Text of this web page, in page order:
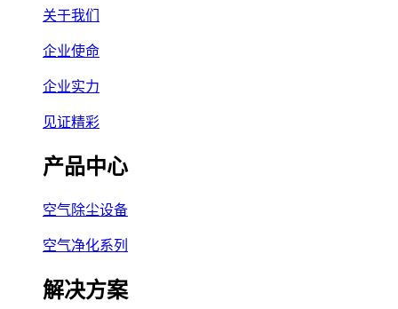
关于我们
企业使命
企业实力
见证精彩
产品中心
空气除尘设备
空气净化系列
解决方案